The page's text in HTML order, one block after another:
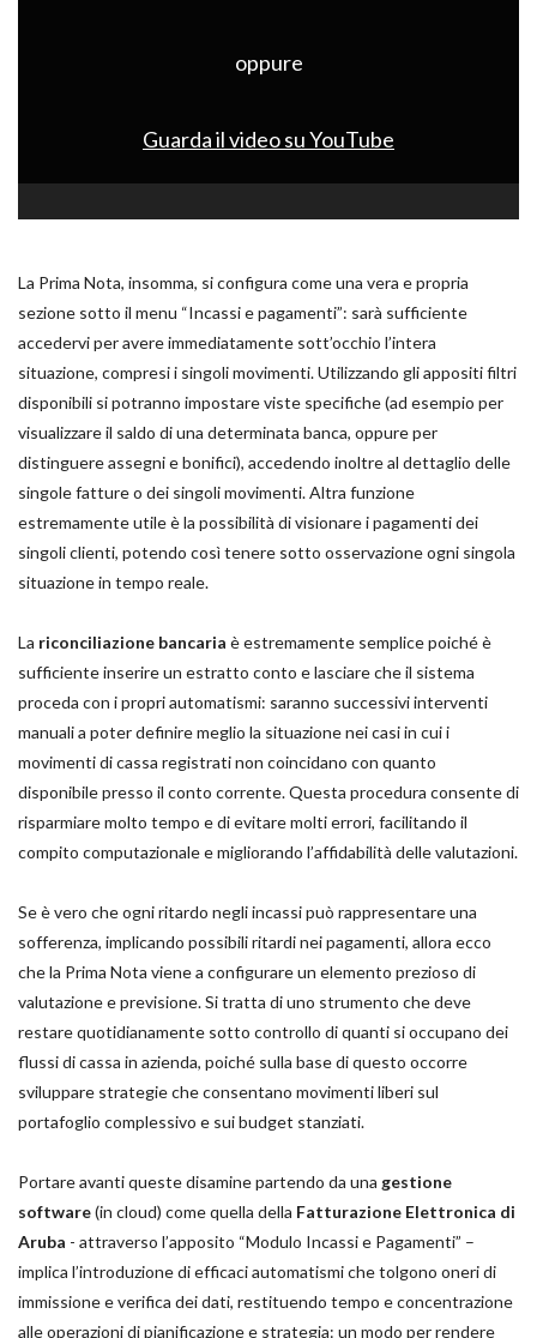
oppure
Guarda il video su YouTube
La Prima Nota, insomma, si configura come una vera e propria
sezione sotto il menu “Incassi e pagamenti”: sarà sufficiente
accedervi per avere immediatamente sott’occhio l’intera
situazione, compresi i singoli movimenti. Utilizzando gli appositi filtri
disponibili si potranno impostare viste specifiche (ad esempio per
visualizzare il saldo di una determinata banca, oppure per
distinguere assegni e bonifici), accedendo inoltre al dettaglio delle
singole fatture o dei singoli movimenti. Altra funzione
estremamente utile è la possibilità di visionare i pagamenti dei
singoli clienti, potendo così tenere sotto osservazione ogni singola
situazione in tempo reale.
La riconciliazione bancaria è estremamente semplice poiché è
sufficiente inserire un estratto conto e lasciare che il sistema
proceda con i propri automatismi: saranno successivi interventi
manuali a poter definire meglio la situazione nei casi in cui i
movimenti di cassa registrati non coincidano con quanto
disponibile presso il conto corrente. Questa procedura consente di
risparmiare molto tempo e di evitare molti errori, facilitando il
compito computazionale e migliorando l’affidabilità delle valutazioni.
Se è vero che ogni ritardo negli incassi può rappresentare una
sofferenza, implicando possibili ritardi nei pagamenti, allora ecco
che la Prima Nota viene a configurare un elemento prezioso di
valutazione e previsione. Si tratta di uno strumento che deve
restare quotidianamente sotto controllo di quanti si occupano dei
flussi di cassa in azienda, poiché sulla base di questo occorre
sviluppare strategie che consentano movimenti liberi sul
portafoglio complessivo e sui budget stanziati.
Portare avanti queste disamine partendo da una gestione
software(in cloud) come quella della Fatturazione Elettronica di
Aruba - attraverso l’apposito “Modulo Incassi e Pagamenti” –
implica l’introduzione di efficaci automatismi che tolgono oneri di
immissione e verifica dei dati, restituendo tempo e concentrazione
alle operazioni di pianificazione e strategia: un modo per rendere